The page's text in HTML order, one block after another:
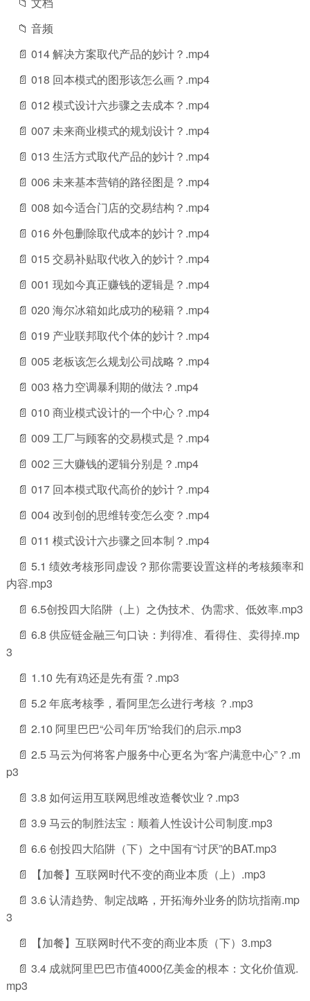
📁 音频
📄 014 解决方案取代产品的妙计？.mp4
📄 018 回本模式的图形该怎么画？.mp4
📄 012 模式设计六步骤之去成本？.mp4
📄 007 未来商业模式的规划设计？.mp4
📄 013 生活方式取代产品的妙计？.mp4
📄 006 未来基本营销的路径图是？.mp4
📄 008 如今适合门店的交易结构？.mp4
📄 016 外包删除取代成本的妙计？.mp4
📄 015 交易补贴取代收入的妙计？.mp4
📄 001 现如今真正赚钱的逻辑是？.mp4
📄 020 海尔冰箱如此成功的秘籍？.mp4
📄 019 产业联邦取代个体的妙计？.mp4
📄 005 老板该怎么规划公司战略？.mp4
📄 003 格力空调暴利期的做法？.mp4
📄 010 商业模式设计的一个中心？.mp4
📄 009 工厂与顾客的交易模式是？.mp4
📄 002 三大赚钱的逻辑分别是？.mp4
📄 017 回本模式取代高价的妙计？.mp4
📄 004 改到创的思维转变怎么变？.mp4
📄 011 模式设计六步骤之回本制？.mp4
📄 5.1 绩效考核形同虚设？那你需要设置这样的考核频率和
内容.mp3
📄 6.5创投四大陷阱（上）之伪技术、伪需求、低效率.mp3
📄 6.8 供应链金融三句口诀：判得准、看得住、卖得掉.mp
3
📄 1.10 先有鸡还是先有蛋？.mp3
📄 5.2 年底考核季，看阿里怎么进行考核 ？.mp3
📄 2.10 阿里巴巴“公司年历”给我们的启示.mp3
📄 2.5 马云为何将客户服务中心更名为“客户满意中心”？.m
p3
📄 3.8 如何运用互联网思维改造餐饮业？.mp3
📄 3.9 马云的制胜法宝：顺着人性设计公司制度.mp3
📄 6.6 创投四大陷阱（下）之中国有“讨厌”的BAT.mp3
📄 【加餐】互联网时代不变的商业本质（上）.mp3
📄 3.6 认清趋势、制定战略，开拓海外业务的防坑指南.mp
3
📄 【加餐】互联网时代不变的商业本质（下）3.mp3
📄 3.4 成就阿里巴巴市值4000亿美金的根本：文化价值观.
mp3